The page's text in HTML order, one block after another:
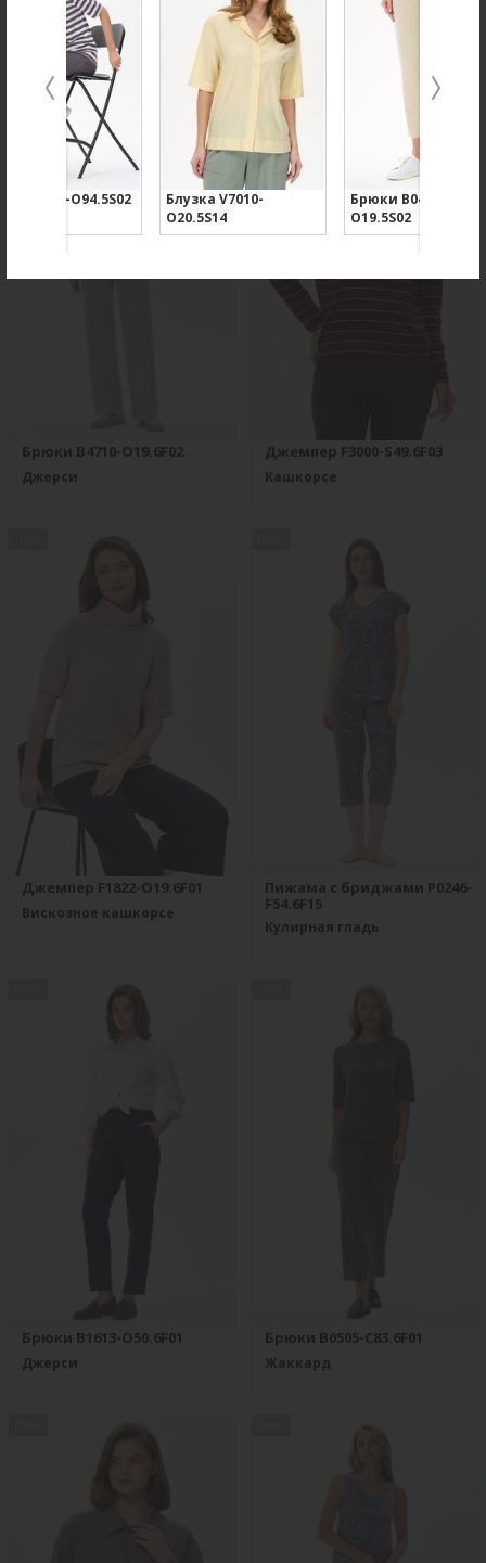
Брюки B4866-O59.6F01
Вельвет
Джемпер F2571-M59.6F01
Вязаная вискоза с начесом
Брюки B4710-O19.6F02
Джерси
new
Джемпер F3000-S49.6F03
Кашкорсе
Джемпер F1822-O19.6F01
Вискозное кашкорсе
Пижама с бриджами P0246-
F54.6F15
Кулирная гладь
Брюки B1613-O50.6F01
Джерси
Брюки B0505-C83.6F01
Жаккард
U5500-O94.5S02
Блузка V7010-
O20.5S14
Брюки B0487-
O19.5S02